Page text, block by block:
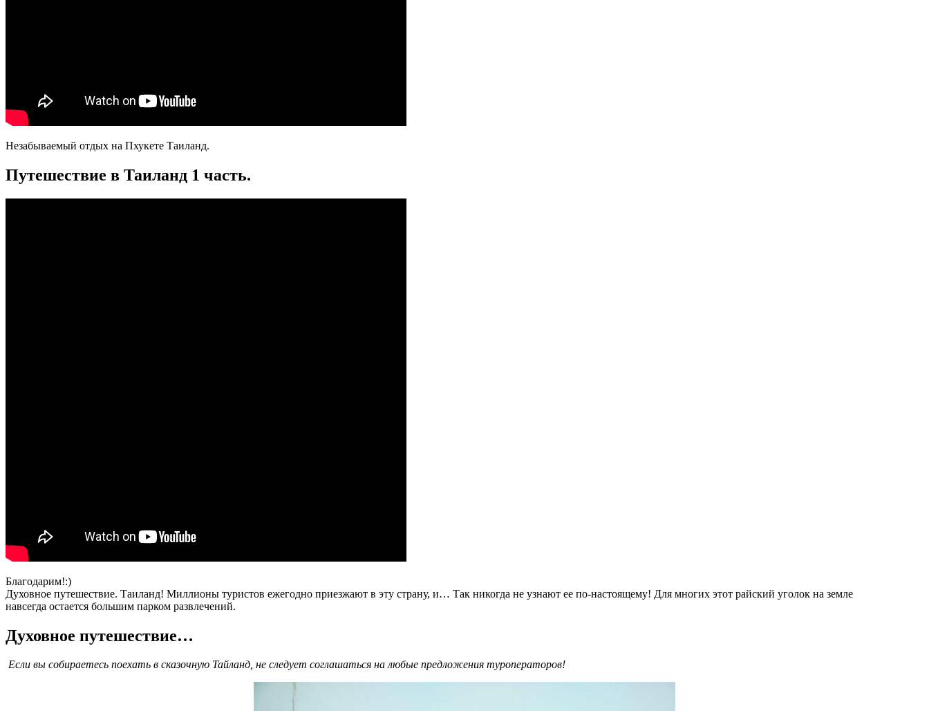
Незабываемый отдых на Пхукете Таиланд.
Путешествие в Таиланд 1 часть.
Благодарим!:)
Духовное путешествие. Таиланд! Миллионы туристов ежегодно приезжают в эту страну, и… Так никогда не узнают ее по-настоящему! Для многих этот райский уголок на земле
навсегда остается большим парком развлечений.
Духовное путешествие…
Если вы собираетесь поехать в сказочную Тайланд, не следует соглашаться на любые предложения туроператоров!